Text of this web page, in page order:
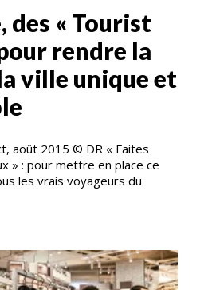
des « Tourist
rendre la
ville unique et
août 2015 © DR « Faites
» : pour mettre en place ce
les vrais voyageurs du